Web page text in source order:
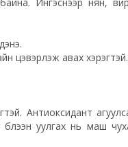
цэвэрлэж авах хэрэгтэй.
Антиоксидант
бүлээн уулгах нь маш